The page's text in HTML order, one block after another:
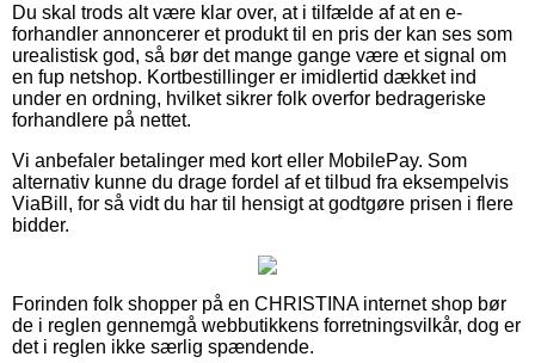
Du skal trods alt være klar over, at i tilfælde af at en e-
forhandler annoncerer et produkt til en pris der kan ses som
urealistisk god, så bør det mange gange være et signal om
en fup netshop. Kortbestillinger er imidlertid dækket ind
under en ordning, hvilket sikrer folk overfor bedrageriske
forhandlere på nettet.
Vi anbefaler betalinger med kort eller MobilePay. Som
alternativ kunne du drage fordel af et tilbud fra eksempelvis
ViaBill, for så vidt du har til hensigt at godtgøre prisen i flere
bidder.
Forinden folk shopper på en CHRISTINA internet shop bør
de i reglen gennemgå webbutikkens forretningsvilkår, dog er
det i reglen ikke særlig spændende.